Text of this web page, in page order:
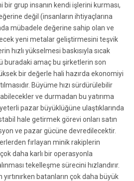
grup insanın kendi işlerini kurması,
değil (insanların ihtiyaçlarına
mübadele değerine sahip olan ve
yeni metalar geliştirmesini teşvik
hızlı yükselmesi baskısıyla sıcak
buradaki amaç bu şirketlerin son
bir değerle hali hazırda ekonomiyi
Büyüme hızı sürdürülebilir
ve durmadan bu yatırıma
pazar büyüklüğüne ulaştıklarında
hale getirmek görevi onları satın
ve pazar gücüne devredilecektir.
fırlayan minik rakiplerin
daha karlı bir operasyonla
tekelleşme sürecini hızlandırır.
batanların çok daha büyük